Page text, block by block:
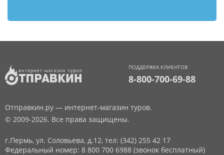
ПОДДЕРЖКА КЛИЕНТОВ
8-800-700-69-88
Отправкин.ру — интернет-магазин туров.
© 2009-2026. Все права защищены.
г.Пермь, ул. Соловьева, д.12, тел: (342) 255 42 17
Федеральный номер: 8 800 700 6988 (звонок бесплатный)